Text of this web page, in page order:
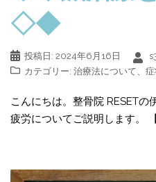
◇◆
投稿日: 2024年6月16日
カテゴリー: 治療法について 症
こんにちは。整骨院 RESET
疲労についてご説明します。